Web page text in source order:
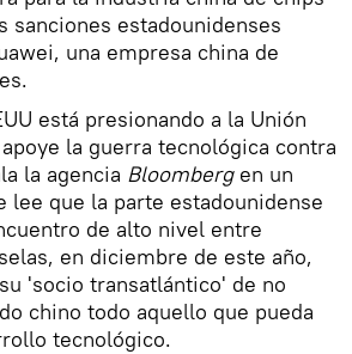
sanciones estadounidenses
una empresa china de
está presionando a la Unión
la guerra tecnológica contra
la agencia Bloombergen un
lee que la parte estadounidense
de alto nivel entre
en diciembre de este año,
'socio transatlántico' de no
chino todo aquello que pueda
tecnológico.